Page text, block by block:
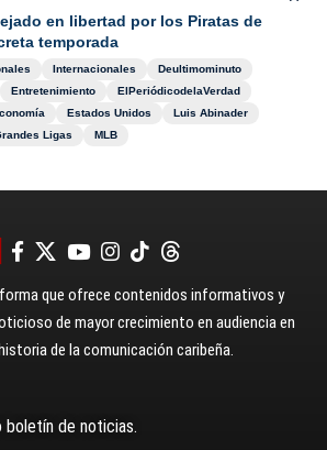
en libertad por los Piratas de
temporada
Internacionales
Deultimominuto
Entretenimiento
ElPeriódicodelaVerdad
Estados Unidos
Luis Abinader
Ligas MLB
que ofrece contenidos informativos y
de mayor crecimiento en audiencia en
de la comunicación caribeña.
de noticias.